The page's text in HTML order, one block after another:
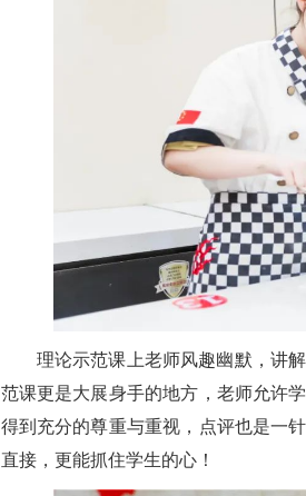
理论示范课上老师风趣幽默，讲
范课更是大展身手的地方，老师允许
得到充分的尊重与重视，点评也是一
直接，更能抓住学生的心！